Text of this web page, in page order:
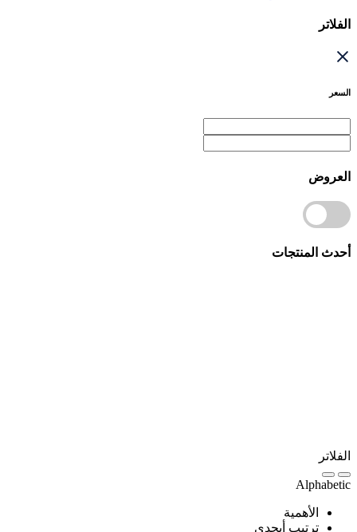
الفلاتر
السعر
العروض
أحدث المنتجات
الفلاتر
Alphabetic
الأهمية
ترتيب أبجدي